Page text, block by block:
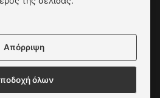
τις πιστωτικές κάρτες:
Απόρριψη
όλων